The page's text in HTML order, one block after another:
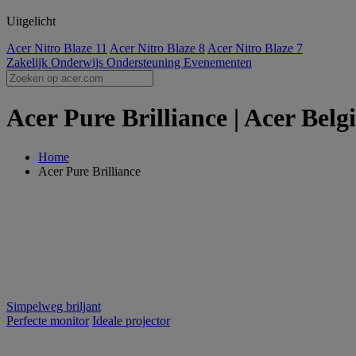
Uitgelicht
Acer Nitro Blaze 11 Acer Nitro Blaze 8 Acer Nitro Blaze 7
Zakelijk Onderwijs Ondersteuning Evenementen
Acer Pure Brilliance | Acer
Home
Acer Pure Brilliance
Simpelweg briljant
Perfecte monitor Ideale projector